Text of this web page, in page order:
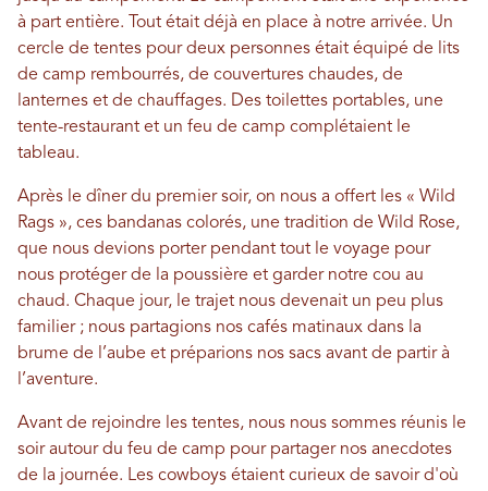
à part entière. Tout était déjà en place à notre arrivée. Un
cercle de tentes pour deux personnes était équipé de lits
de camp rembourrés, de couvertures chaudes, de
lanternes et de chauffages. Des toilettes portables, une
tente-restaurant et un feu de camp complétaient le
tableau.
Après le dîner du premier soir, on nous a offert les « Wild
Rags », ces bandanas colorés, une tradition de Wild Rose,
que nous devions porter pendant tout le voyage pour
nous protéger de la poussière et garder notre cou au
chaud. Chaque jour, le trajet nous devenait un peu plus
familier ; nous partagions nos cafés matinaux dans la
brume de l’aube et préparions nos sacs avant de partir à
l’aventure.
Avant de rejoindre les tentes, nous nous sommes réunis le
soir autour du feu de camp pour partager nos anecdotes
de la journée. Les cowboys étaient curieux de savoir d'où